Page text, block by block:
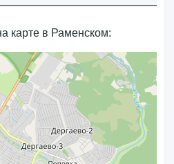
карте в Раменском: